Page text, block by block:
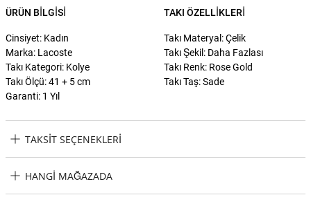
ÜRÜN BILGISI
Cinsiyet: Kadın
Marka: Lacoste
Takı Kategori: Kolye
Takı Ölçü: 41 + 5 cm
Garanti: 1 Yıl
TAKI ÖZELLIKLERI
Takı Materyal: Çelik
Takı Şekil: Daha Fazlası
Takı Renk: Rose Gold
Takı Taş: Sade
TAKSIT SEÇENEKLERI
HANGI MAĞAZADA